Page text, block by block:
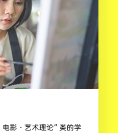
影・艺术理论”类的学